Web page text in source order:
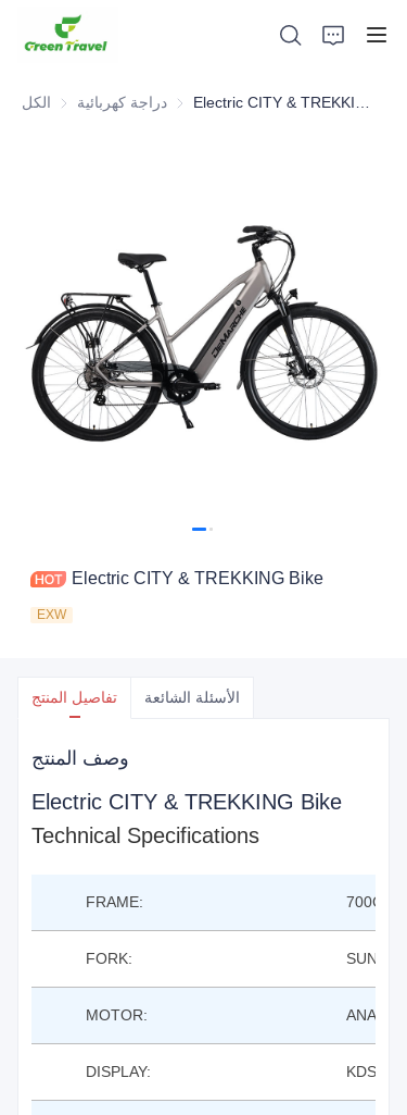
الكل دراجة كهربائية دراجة كهربائية
Electric CITY & TREKKING Bike
EXW
تفاصيل المنتج الأسئلة الشائعة
وصف المنتج
Electric CITY & TREKKING Bike
Technical Specifications
FRAME: 700C
FORK:
MOTOR:
DISPLAY: KDS
معلومات عنا
الأخبار وقضايا التعاون
قواعد التصنيع والعمليات